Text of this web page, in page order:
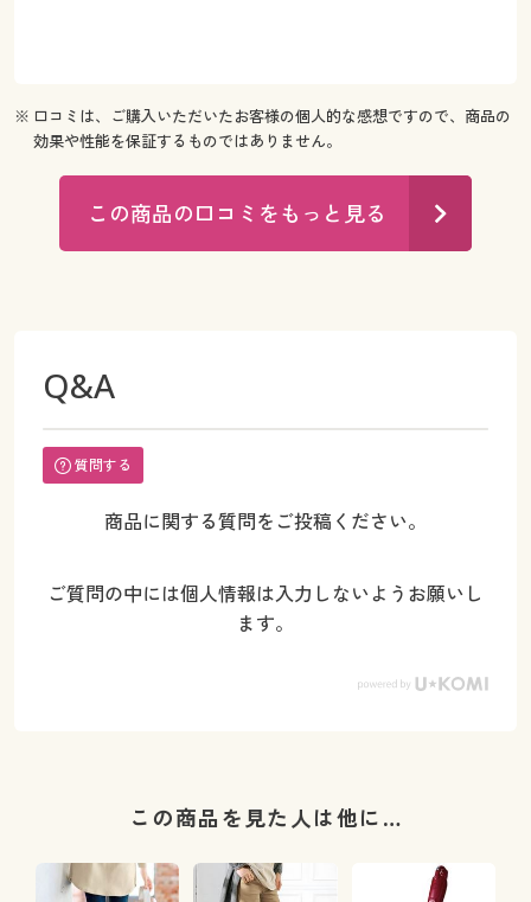
※ 口コミは、ご購入いただいたお客様の個人的な感想ですので、商品の
効果や性能を保証するものではありません。
この商品の口コミをもっと見る
Q&A
質問する
商品に関する質問をご投稿ください。
ご質問の中には個人情報は入力しないようお願いし
ます。
この商品を見た人は他に…